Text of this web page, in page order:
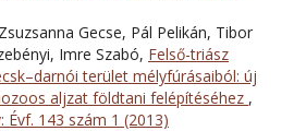
Gecse, Pál Pelikán, Tibor
Imre Szabó, Felső-triász
terület mélyfúrásaiból: új
aljzat földtani felépítéséhez ,
Évf. 143 szám 1 (2013)